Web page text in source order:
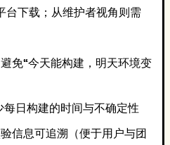
台下载；从维护者视角则需
免“今天能构建，明天环境变
每日构建的时间与不确定性
信息可追溯（便于用户与团